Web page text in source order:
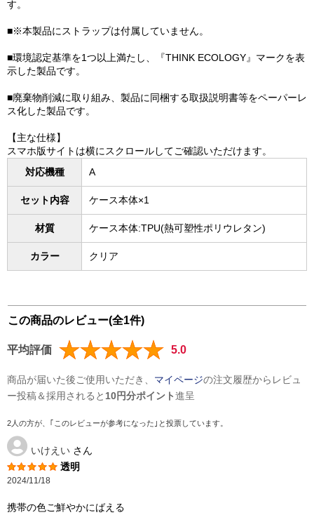
す。
■※本製品にストラップは付属していません。
■環境認定基準を1つ以上満たし、『THINK ECOLOGY』マークを表
示した製品です。
■廃棄物削減に取り組み、製品に同梱する取扱説明書等をペーパーレ
ス化した製品です。
【主な仕様】
スマホ版サイトは横にスクロールしてご確認いただけます。
対応機種
A
セット内容 ケース本体×1
材質 ケース本体:TPU(熱可塑性ポリウレタン)
カラー クリア
この商品のレビュー(全1件)
平均評価 5.0
商品が届いた後ご使用いただき、 マイページの注文履歴からレビュ
ー投稿＆採用されると 10円分ポイント進呈
2人の方が、｢このレビューが参考になった｣と投票しています。
いけえい さん
透明
2024/11/18
携帯の色ご鮮やかにばえる